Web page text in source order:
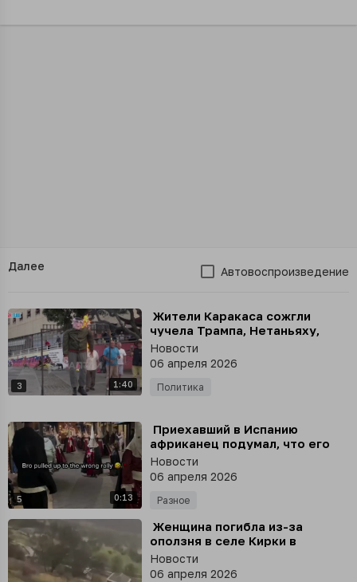
Далее Автовоспроизведение
3 1:40
⁣ Жители Каракаса сожгли
чучела Трампа, Нетаньяху,
Рубио и лидера оппозиции
Венесуэлы
Новости
06 апреля 2026
Политика
5 0:13
⁣ Приехавший в Испанию
африканец подумал, что его
сейчас будут линчевать, но
оказалось, что местные так
встречают Пасху
Новости
06 апреля 2026
Разное
⁣ Женщина погибла из-за
оползня в селе Кирки в
Дагестане, сообщили местные
власти
Новости
06 апреля 2026